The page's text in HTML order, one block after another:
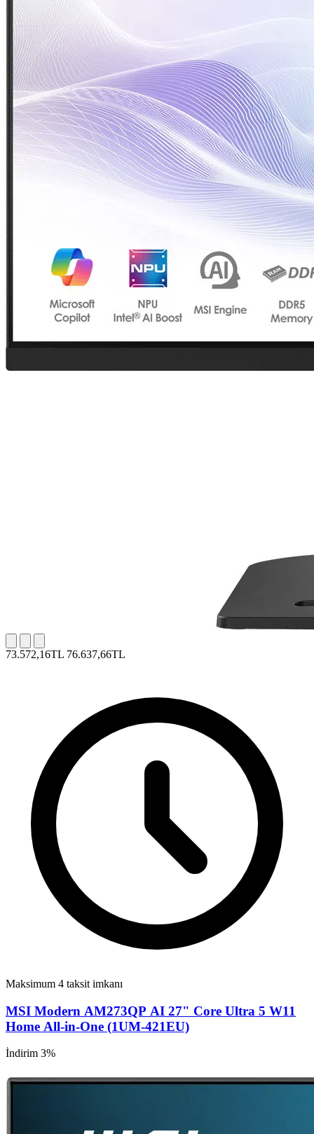
73.572,16TL 76.637,66TL
Maksimum 4 taksit imkanı
MSI Modern AM273QP AI 27" Core Ultra 5 W11
Home All-in-One (1UM-421EU)
İndirim 3%